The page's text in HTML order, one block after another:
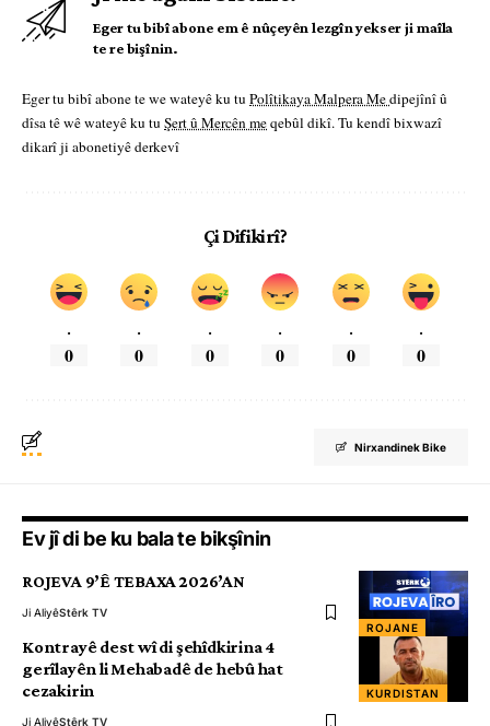
Eger tu bibî abone em ê nûçeyên lezgîn yekser ji maîla
te re bişînin.
Eger tu bibî abone te we wateyê ku tu Polîtikaya Malpera Medipejînî û
dîsa tê wê wateyê ku tu Şert û Mercên meqebûl dikî. Tu kendî bixwazî
dikarî ji abonetiyê derkevî
Çi Difikirî?
.
0
.
0
.
0
.
0
.
0
.
0
Nirxandinek Bike
Ev jî di be ku bala te bikşînin
ROJANE
ROJEVA 9’Ê TEBAXA 2026’AN
Ji AliyêStêrk TV
KURDISTAN
Kontrayê dest wî di şehîdkirina 4
gerîlayên li Mehabadê de hebû hat
cezakirin
Ji AliyêStêrk TV